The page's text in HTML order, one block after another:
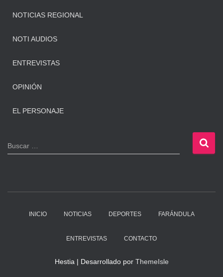
NOTICIAS REGIONAL
NOTI AUDIOS
ENTREVISTAS
OPINIÓN
EL PERSONAJE
B
u
Buscar …
INICIO NOTICIAS DEPORTES FARÁNDULA
ENTREVISTAS CONTACTO
Hestia | Desarrollado por ThemeIsle